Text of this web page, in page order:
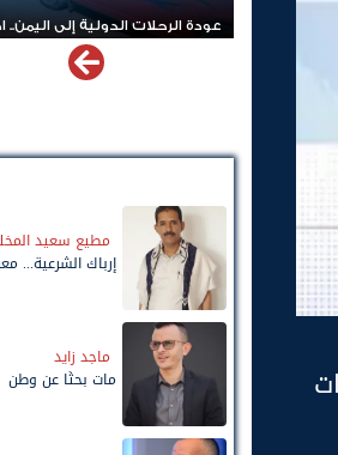
عودة الرحلات الدولية إلى
مطيع سعيد
إرباك الشرعية...
ماجد زايد
مات بحثًا عن وطن